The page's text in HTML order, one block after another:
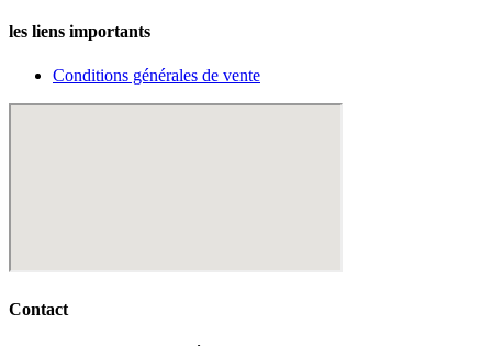
les liens importants
Conditions générales de vente
Contact